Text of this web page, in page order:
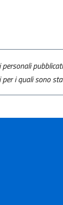
per i quali sono